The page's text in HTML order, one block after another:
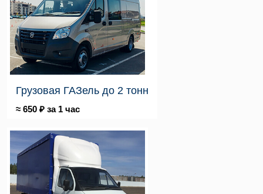
Грузовая ГАЗель до 2 тонн
≈ 650 ₽ за 1 час